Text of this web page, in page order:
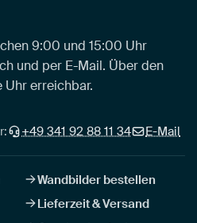
9:00 und 15:00 Uhr
und per E-Mail. Über den
Uhr erreichbar.
+49 341 92 88 11 34 E-Mail
Wandbilder bestellen
Lieferzeit & Versand